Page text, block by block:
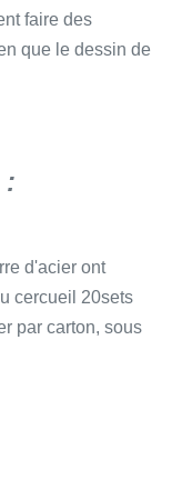
faire des
que le dessin de
:
d'acier ont
cercueil 20sets
par carton, sous